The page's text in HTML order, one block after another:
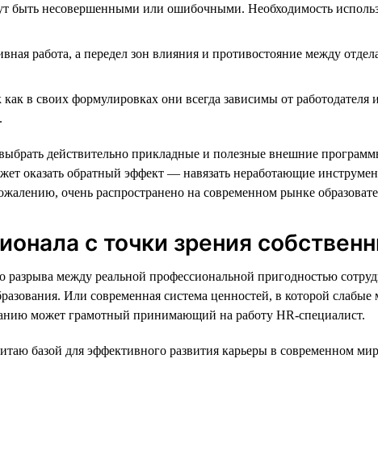
несовершенными или ошибочными. Необходимость
работа, а передел зон влияния и противостояние между
в своих формулировках они всегда зависимы от
действительно прикладные и полезные внешние
оказать обратный эффект — навязать неработающие
очень распространено на современном рынке
с точки зрения
разрыва между реальной профессиональной пригодностью
Или современная система ценностей, в которой
может грамотный принимающий на работу HR-специалист.
базой для эффективного развития карьеры в современном